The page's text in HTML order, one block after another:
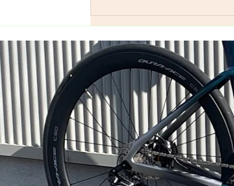
います」ので…。 僕の今週はメ
ンバーの集まり具合を見ながら、
ロードで走るかグラベルロードで
走るかを決めます。グラベルロー